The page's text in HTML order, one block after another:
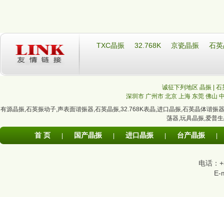
TXC晶振 32.768K 京瓷晶振 石
诚征下列地区 晶振 |
深圳市 广州市 北京 上海 东莞 佛山
有源晶振,石英振动子,声表面谐振器,石英晶振,32.768K表晶,进口晶振,石英晶体谐振器
荡器,玩具晶振,爱普
首 页 国产晶振 进口晶振 台产晶振
电话：
E-